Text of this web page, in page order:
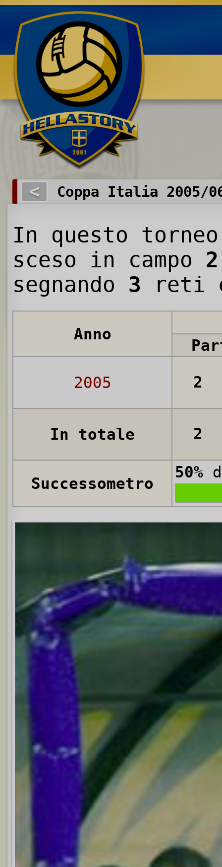
Benvenuti su HELLASTORY.net
< Coppa Italia 2005/
In questo
sceso in campo 2
segnando 3 reti
Anno
2005 2
In totale 2
Successometro
50%